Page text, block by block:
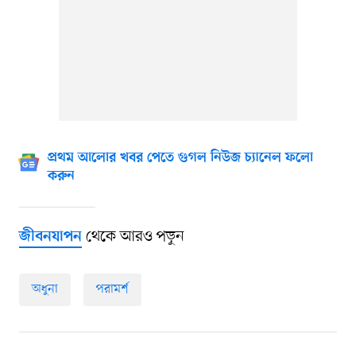
প্রথম আলোর খবর পেতে গুগল নিউজ চ্যানেল ফলো
করুন
জীবনযাপনথেকে আরও পড়ুন
অধুনা পরামর্শ